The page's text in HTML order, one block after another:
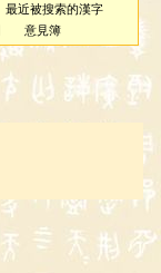
最近被搜索的漢字
意見簿